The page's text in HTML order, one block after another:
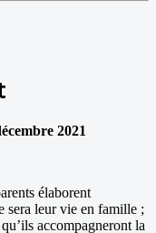
2021
élaborent
sera leur vie en famille ;
accompagneront la